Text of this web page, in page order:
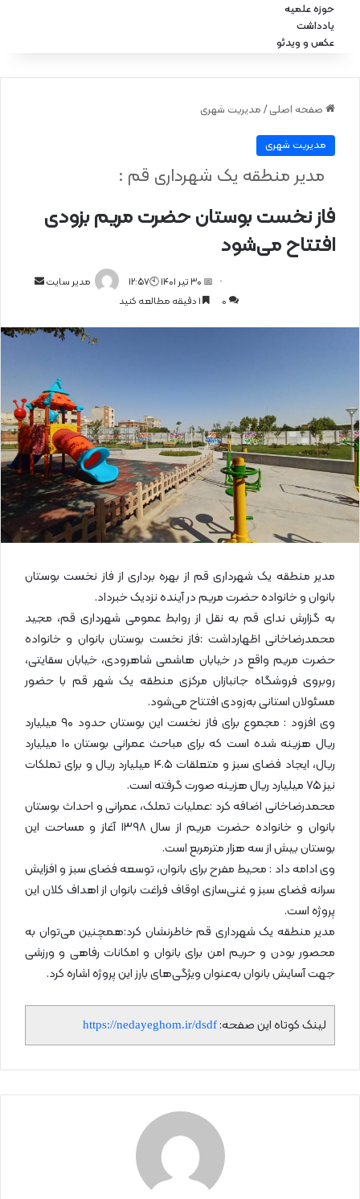
حوزه علمیه
یادداشت
عکس و ویدئو
صفحه اصلی / مدیریت شهری
مدیریت شهری
فاز نخست بوستان حضرت مریم بزودی
افتتاح می‌شود
مدیر منطقه یک شهرداری قم :
مدیر سایت
ی
م
ی
ل
📅 30 تیر 1401 🕙12:57
0
مدیر منطقه یک شهرداری قم از بهره برداری از فاز نخست بوستان
بانوان و خانواده حضرت مریم در آینده نزدیک خبرداد.
به گزارش ندای قم به نقل از روابط عمومی شهرداری قم، مجید
محمدرضاخانی اظهارداشت :فاز نخست بوستان بانوان و خانواده
حضرت مریم واقع در خیابان هاشمی شاهرودی، خیابان سقایتی،
روبروی فروشگاه جانبازان مرکزی منطقه یک شهر قم با حضور
مسئولان استانی به‌زودی افتتاح می‌شود.
وی افزود : مجموع برای فاز نخست این بوستان حدود ۹۰ میلیارد
ریال هزینه شده است که برای مباحث عمرانی بوستان ۱۰ میلیارد
ریال، ایجاد فضای سبز و متعلقات ۴.۵ میلیارد ریال و برای تملکات
نیز ۷۵ میلیارد ریال هزینه صورت گرفته است.
محمدرضاخانی اضافه کرد :عملیات تملک، عمرانی و احداث بوستان
بانوان و خانواده حضرت مریم از سال ۱۳۹۸ آغاز و مساحت این
بوستان بیش از سه هزار مترمربع است.
وی ادامه داد : محیط مفرح برای بانوان، توسعه فضای سبز و افزایش
سرانه فضای سبز و غنی‌سازی اوقاف فراغت بانوان از اهداف کلان این
پروژه است.
مدیر منطقه یک شهرداری قم خاطرنشان کرد:همچنین می‌توان به
محصور بودن و حریم امن برای بانوان و امکانات رفاهی و ورزشی
جهت آسایش بانوان به‌عنوان ویژگی‌های بارز این پروژه اشاره کرد.
لینک کوتاه این صفحه: https://nedayeghom.ir/dsdf